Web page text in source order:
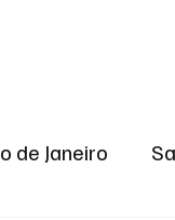
de Janeiro